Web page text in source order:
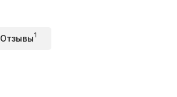
Отзывы1